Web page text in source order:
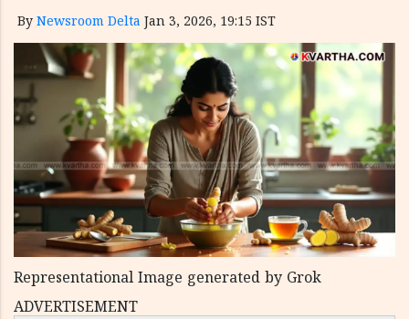
By Newsroom Delta Jan 3, 2026, 19:15 IST
Representational Image generated by Grok
ADVERTISEMENT